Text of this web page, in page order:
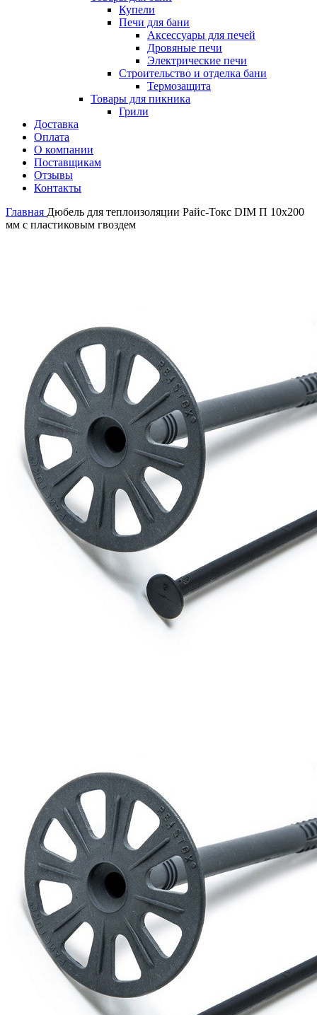
Купели
Печи для бани
Аксессуары для печей
Дровяные печи
Электрические печи
Строительство и отделка бани
Термозащита
Товары для пикника
Грили
Доставка
Оплата
О компании
Поставщикам
Отзывы
Контакты
Главная Дюбель для теплоизоляции Райс-Токс DIM П 10х200
мм с пластиковым гвоздем